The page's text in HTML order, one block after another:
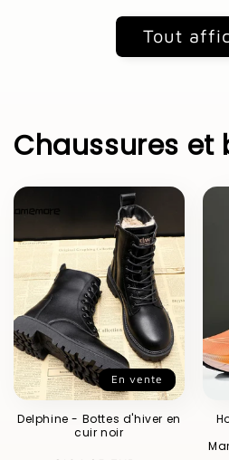
Tout
Chaussures et
En vente
Delphine - Bottes d'hiver en
cuir noir